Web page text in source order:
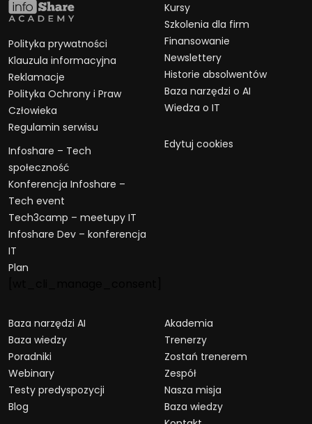
Polityka prywatności
Klauzula informacyjna
Reklamacje
Polityka Ochrony i Praw
Człowieka
Regulamin serwisu
Infoshare – Tech
społeczność
Konferencja Infoshare –
Tech event
Tech3camp – meetupy IT
Infoshare Dev – konferencja
IT
Plan
Kursy
Szkolenia dla firm
Finansowanie
Newslettery
Historie absolwentów
Baza narzędzi o AI
Wiedza o IT
Edytuj cookies
Baza narzędzi AI
Baza wiedzy
Poradniki
Webinary
Testy predyspozycji
Blog
Akademia
Trenerzy
Zostań trenerem
Zespół
Nasza misja
Baza wiedzy